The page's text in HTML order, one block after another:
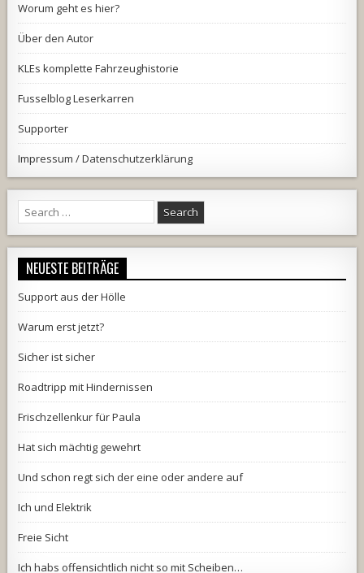
Worum geht es hier?
Über den Autor
KLEs komplette Fahrzeughistorie
Fusselblog Leserkarren
Supporter
Impressum / Datenschutzerklärung
Search
for:
NEUESTE BEITRÄGE
Support aus der Hölle
Warum erst jetzt?
Sicher ist sicher
Roadtripp mit Hindernissen
Frischzellenkur für Paula
Hat sich mächtig gewehrt
Und schon regt sich der eine oder andere auf
Ich und Elektrik
Freie Sicht
Ich habs offensichtlich nicht so mit Scheiben…